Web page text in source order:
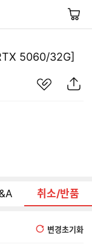
장
바
5060/32G]
취소/반품
변경초기화